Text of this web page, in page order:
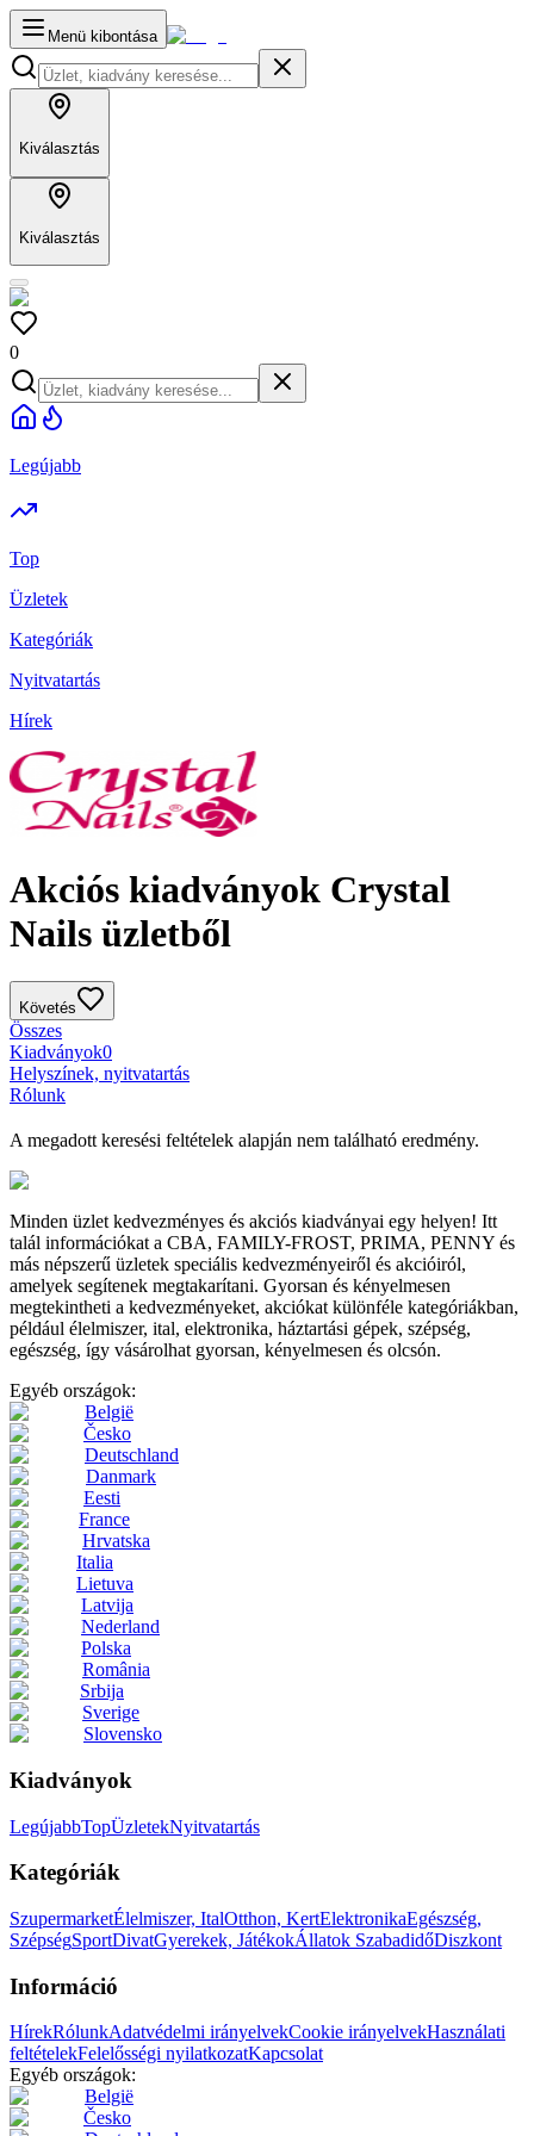
Menü kibontása
Kiválasztás
Kiválasztás
0
Legújabb
Top
Üzletek
Kategóriák
Nyitvatartás
Hírek
Akciós kiadványok Crystal
Nails üzletből
Követés
Összes
Kiadványok0
Helyszínek, nyitvatartás
Rólunk
A megadott keresési feltételek alapján nem található eredmény.
Minden üzlet kedvezményes és akciós kiadványai egy helyen! Itt
talál információkat a CBA, FAMILY-FROST, PRIMA, PENNY és
más népszerű üzletek speciális kedvezményeiről és akcióiról,
amelyek segítenek megtakarítani. Gyorsan és kényelmesen
megtekintheti a kedvezményeket, akciókat különféle kategóriákban,
például élelmiszer, ital, elektronika, háztartási gépek, szépség,
egészség, így vásárolhat gyorsan, kényelmesen és olcsón.
Egyéb országok:
België
Česko
Deutschland
Danmark
Eesti
France
Hrvatska
Italia
Lietuva
Latvija
Nederland
Polska
România
Srbija
Sverige
Slovensko
Kiadványok
LegújabbTopÜzletekNyitvatartás
Kategóriák
SzupermarketÉlelmiszer, ItalOtthon, KertElektronikaEgészség,
SzépségSportDivatGyerekek, JátékokÁllatok SzabadidőDiszkont
Információ
HírekRólunkAdatvédelmi irányelvekCookie irányelvekHasználati
feltételekFelelősségi nyilatkozatKapcsolat
Egyéb országok:
België
Česko